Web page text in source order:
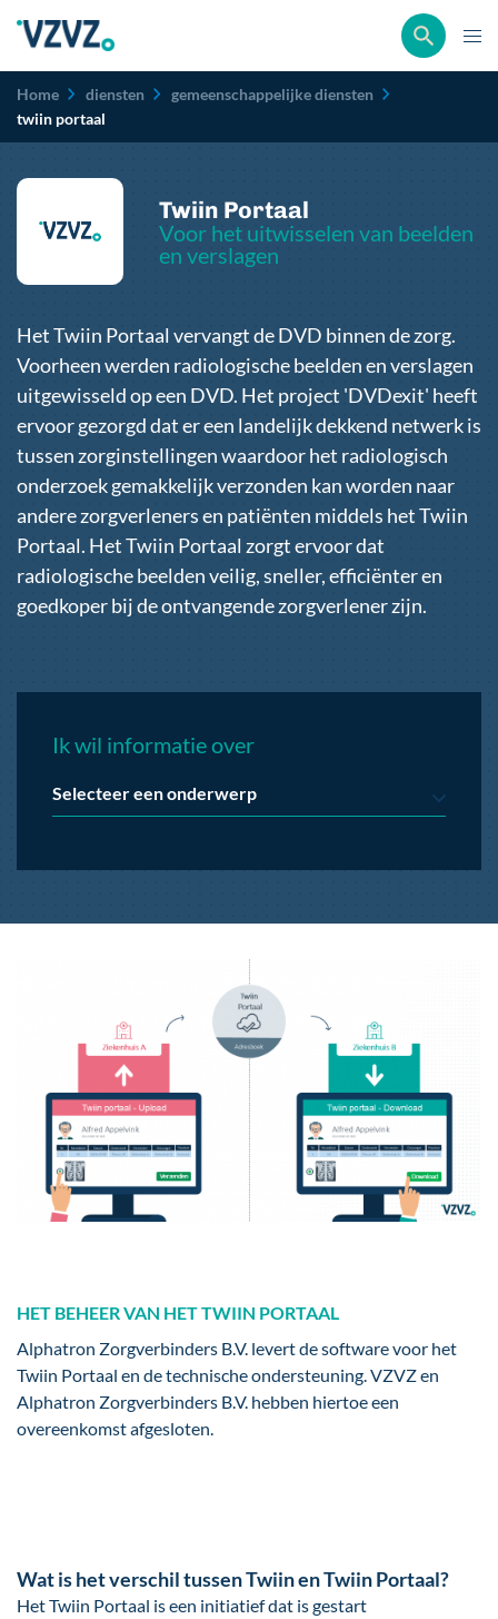
Kruimelpad
Home diensten
gemeenschappelijke diensten
twiin portaal
Twiin Portaal
Voor het uitwisselen van beelden
en verslagen
Het Twiin Portaal vervangt de DVD binnen de zorg.
Voorheen werden radiologische beelden en verslagen
uitgewisseld op een DVD. Het project 'DVDexit' heeft
ervoor gezorgd dat er een landelijk dekkend netwerk is
tussen zorginstellingen waardoor het radiologisch
onderzoek gemakkelijk verzonden kan worden naar
andere zorgverleners en patiënten middels het Twiin
Portaal. Het Twiin Portaal zorgt ervoor dat
radiologische beelden veilig, sneller, efficiënter en
goedkoper bij de ontvangende zorgverlener zijn.
Ik wil informatie over
Selecteer een onderwerp
HET BEHEER VAN HET TWIIN PORTAAL
Alphatron Zorgverbinders B.V. levert de software voor het
Twiin Portaal en de technische ondersteuning. VZVZ en
Alphatron Zorgverbinders B.V. hebben hiertoe een
overeenkomst afgesloten.
Wat is het verschil tussen Twiin en Twiin Portaal?
Het Twiin Portaal is een initiatief dat is gestart